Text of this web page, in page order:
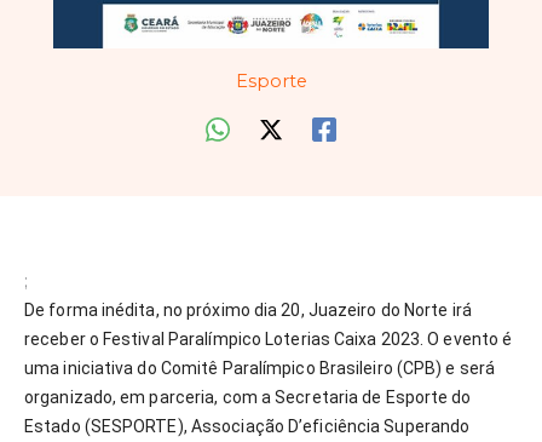
Esporte
;
De forma inédita, no próximo dia 20, Juazeiro do Norte irá
receber o Festival Paralímpico Loterias Caixa 2023. O evento é
uma iniciativa do Comitê Paralímpico Brasileiro (CPB) e será
organizado, em parceria, com a Secretaria de Esporte do
Estado (SESPORTE), Associação D’eficiência Superando